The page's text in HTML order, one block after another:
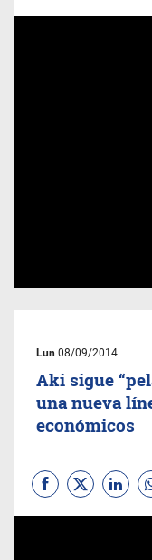
Lun 08/09/2014
Aki sigue
una nueva
económicos